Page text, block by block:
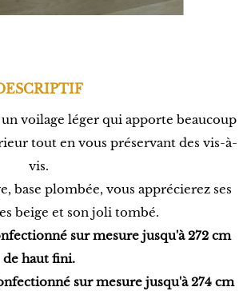
voilage léger qui apporte beaucoup
tout en vous préservant des vis-à-
vis.
base plombée, vous apprécierez ses
beige et son joli tombé.
sur mesure jusqu'à 272 cm
de haut fini.
sur mesure jusqu'à 274 cm